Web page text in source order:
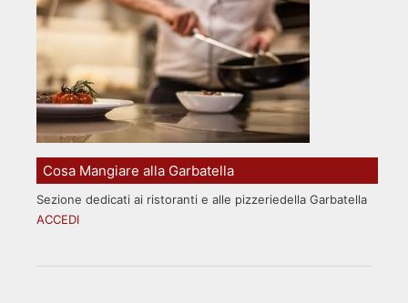
Cosa Mangiare alla Garbatella
Sezione dedicati ai ristoranti e alle pizzeriedella Garbatella
ACCEDI